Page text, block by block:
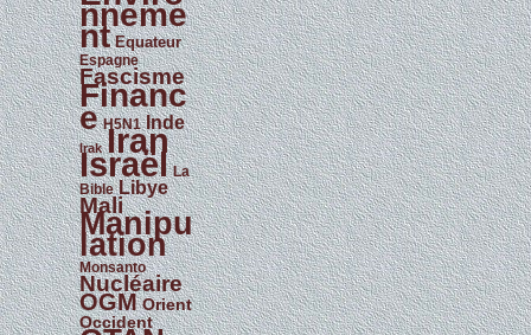
nneme
nt Equateur
Espagne
Fascisme
Financ
e H5N1 Inde
Irak Iran
Israël La
Bible Libye
Mali
Manipu
lation
Monsanto
Nucléaire
OGM Orient
Occident